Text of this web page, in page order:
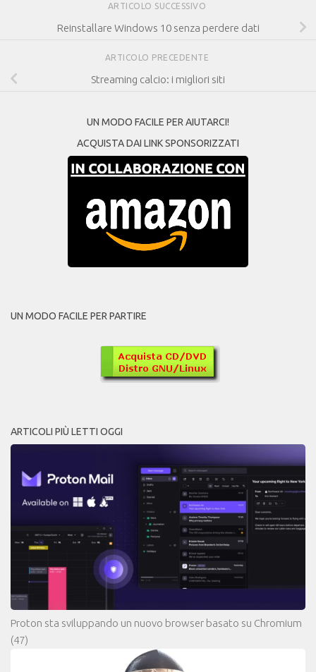
ARTICOLO SUCCESSIVO
Reinstallare Windows 10 senza perdere dati
ARTICOLO PRECEDENTE
Streaming calcio: i migliori siti
UN MODO FACILE PER AIUTARCI!
ACQUISTA DAI LINK SPONSORIZZATI
UN MODO FACILE PER PARTIRE
ARTICOLI PIÙ LETTI OGGI
Proton sta sviluppando un nuovo browser basato su Chromium
(47)